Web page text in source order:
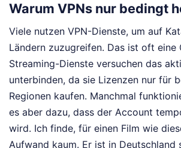
Warum VPNs nur bedingt
Viele nutzen VPN-Dienste, um auf
Ländern zuzugreifen. Das ist oft eine
Streaming-Dienste versuchen das
unterbinden, da sie Lizenzen nur für
Regionen kaufen. Manchmal
es aber dazu, dass der Account
wird. Ich finde, für einen Film wie
Aufwand kaum. Er ist in Deutschland